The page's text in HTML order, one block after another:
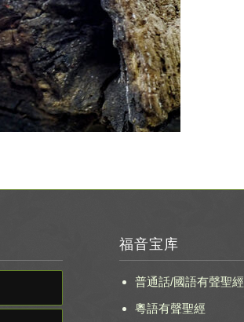
福音宝库
普通話/國語有聲聖經
粵語有聲聖經